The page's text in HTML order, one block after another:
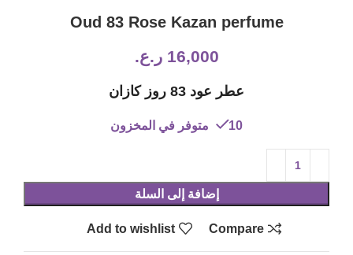
Oud 83 Rose Kazan perfume
16,000 ر.ع.
عطر عود 83 روز كازان
10 متوفر في المخزون
إضافة إلى السلة
Compare
Add to wishlist